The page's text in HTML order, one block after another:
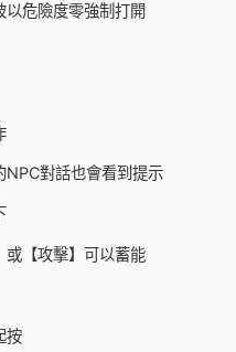
危險度零強制打開
NPC對話也會看到提示
或【攻擊】可以蓄能
按